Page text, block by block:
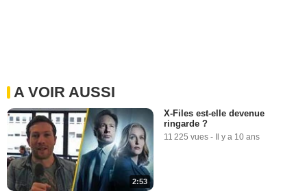
A VOIR AUSSI
2:53
X-Files est-elle devenue
ringarde ?
11 225 vues - Il y a 10 ans